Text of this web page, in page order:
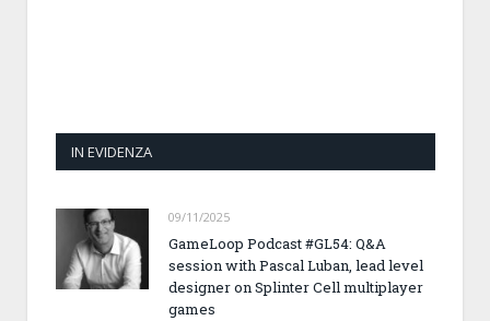
IN EVIDENZA
09/11/2025
GameLoop Podcast #GL54: Q&A
session with Pascal Luban, lead level
designer on Splinter Cell multiplayer
games